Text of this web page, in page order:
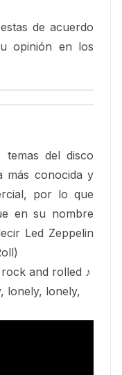
de acuerdo
opinión en los
del disco
más conocida y
por lo que
en su nombre
Led Zeppelin
and rolled ♪
lonely, lonely,